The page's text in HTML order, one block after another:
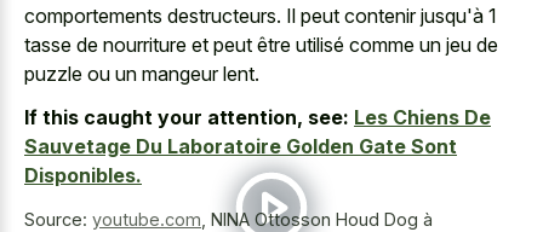
comportements destructeurs. Il peut contenir jusqu'à 1
tasse de nourriture et peut être utilisé comme un jeu de
puzzle ou un mangeur lent.
If this caught your attention, see: Les Chiens De
Sauvetage Du Laboratoire Golden Gate Sont
Disponibles.
Source: youtube.com NINA Ottosson Houd Dog à